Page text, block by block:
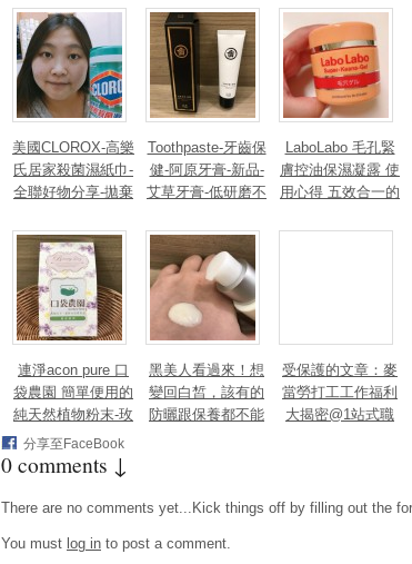
落-Torik-奇拉巴扇-
花東海岸膠筏破
浪、八卦網漁撈、
月桃葉編織、捲菸
工藝
陸安部落-手作披
薩、植紙做植扇，
萌貓作陪，讓甜酒
釀的氣息縈繞你心
吧！
品，關山米的生產
履歷！萌兔傍地
走，鄉雞四處奔～
美國CLOROX-高樂
氏居家殺菌濕紙巾-
全聯好物分享-拋棄
潔殺菌一次完成
Toothpaste-牙齒保
健-阿原牙膏-新品-
艾草牙膏-低研磨不
好牙膏
LaboLabo 毛孔緊
膚控油保濕凝露 使
用心得 五效合一的
小就能延展臉到脖
連淨acon pure 口
袋農園 簡單便用的
純天然植物粉末-玫
瑰粉/綠茶粉/檸檬
粉 無香料、無色素
黑美人看過來！想
變回白皙，該有的
防曬跟保養都不能
受保護的文章：麥
當勞打工工作福利
大揭密@1站式職
吧！
分享至FaceBook
0 comments ↓
There are no comments yet...Kick things off by filling out the
You must log in to post a comment.